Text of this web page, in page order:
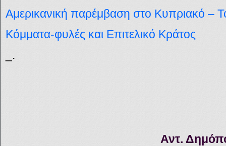
Αμερικανική παρέμβαση στο Κυπριακό –
Κόμματα-φυλές και Επιτελικό Κράτος
_.
Αντ.